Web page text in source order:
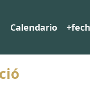
Calendario